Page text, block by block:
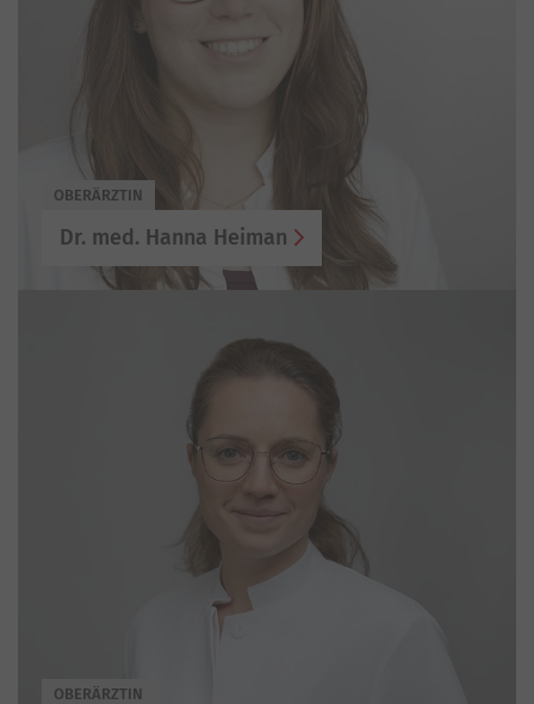
OBERÄRZTIN
Dr. med. Hanna Heiman
OBERÄRZTIN